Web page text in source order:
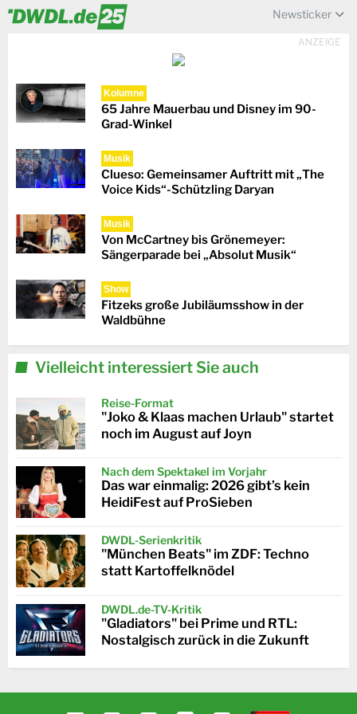
Newsticker
ANZEIGE
Kolumne
65 Jahre Mauerbau und Disney im 90-
Grad-Winkel
Musik
Clueso: Gemeinsamer Auftritt mit „The
Voice Kids“-Schützling Daryan
Musik
Von McCartney bis Grönemeyer:
Sängerparade bei „Absolut Musik“
Show
Fitzeks große Jubiläumsshow in der
Waldbühne
Vielleicht interessiert Sie auch
Reise-Format
"Joko & Klaas machen Urlaub" startet
noch im August auf Joyn
Nach dem Spektakel im Vorjahr
Das war einmalig: 2026 gibt’s kein
HeidiFest auf ProSieben
DWDL-Serienkritik
"München Beats" im ZDF: Techno
statt Kartoffelknödel
DWDL.de-TV-Kritik
"Gladiators" bei Prime und RTL:
Nostalgisch zurück in die Zukunft